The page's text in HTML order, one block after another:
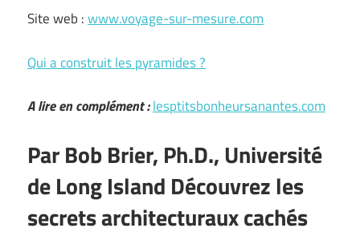
Site web :www.voyage-sur-mesure.com
Qui a construit les pyramides ?
A lire en complément :lesptitsbonheursanantes.com
Par Bob Brier, Ph.D., Université
de Long Island Découvrez les
secrets architecturaux cachés